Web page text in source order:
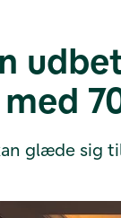
glæde sig